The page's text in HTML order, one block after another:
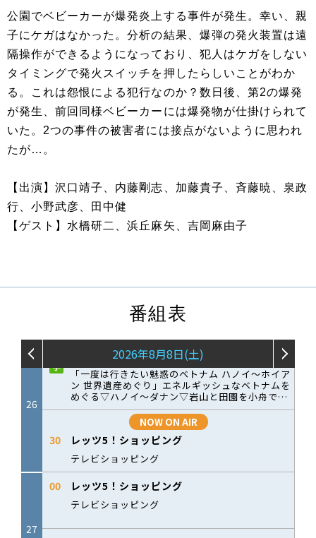
公園でベビーカーが爆発炎上する事件が発生。幸い、親
子にケガはなかった。分析の結果、爆弾の発火装置は遠
隔操作ができるようになっており、犯人はケガをしない
タイミングで発火スイッチを押したらしいことがわか
る。これは怨恨による犯行なのか？数日後、第2の爆発
が発生、前回同様ベビーカーには爆発物が仕掛けられて
いた。2つの事件の被害者には接点がないように思われ
たが…。
【出演】沢口靖子、内藤剛志、加藤貴子、斉藤暁、泉政
行、小野武彦、田中健
【ゲスト】水橋研二、浜丘麻矢、吉岡麻由子
番組表